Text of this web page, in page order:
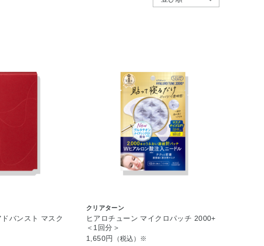
バンスト マスク
クリアターン
ヒアロチューン マイクロパッチ 2000+
＜1回分＞
1,650円
（税込）※